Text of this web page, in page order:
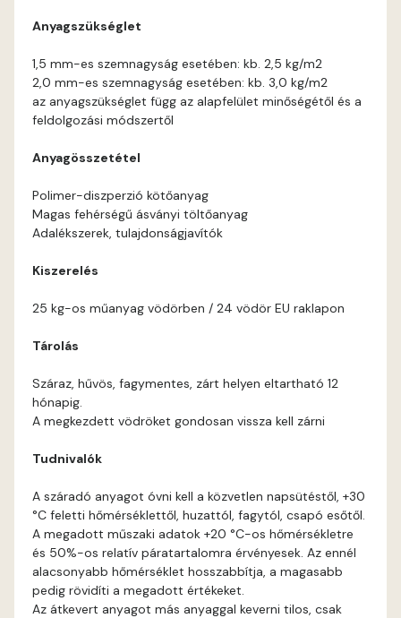
Corn E
Date-brown E
Fern E
Grass-green E
Heide C
Heide D
Anyagszükséglet
1,5 mm-es szemnagyság esetében: kb. 2,5 kg/m2
2,0 mm-es szemnagyság esetében: kb. 3,0 kg/m2
az anyagszükséglet függ az alapfelület minőségétől és a
feldolgozási módszertől
Anyagösszetétel
Polimer-diszperzió kötőanyag
Magas fehérségű ásványi töltőanyag
Adalékszerek, tulajdonságjavítók
Kiszerelés
25 kg-os műanyag vödörben / 24 vödör EU raklapon
Tárolás
Száraz, hűvös, fagymentes, zárt helyen eltartható 12
hónapig.
A megkezdett vödröket gondosan vissza kell zárni
Tudnivalók
A száradó anyagot óvni kell a közvetlen napsütéstől, +30
°C feletti hőmérséklettől, huzattól, fagytól, csapó esőtől.
A megadott műszaki adatok +20 °C-os hőmérsékletre
és 50%-os relatív páratartalomra érvényesek. Az ennél
alacsonyabb hőmérséklet hosszabbítja, a magasabb
pedig rövidíti a megadott értékeket.
Az átkevert anyagot más anyaggal keverni tilos, csak